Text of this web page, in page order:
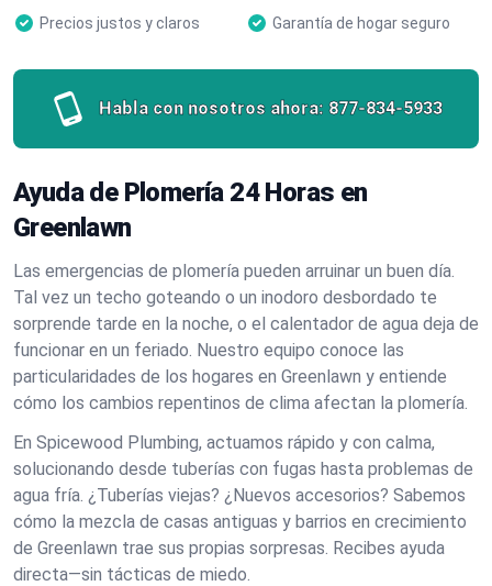
Precios justos y claros Garantía de hogar seguro
Habla con nosotros ahora: 877-834-5933
Ayuda de Plomería 24 Horas en
Greenlawn
Las emergencias de plomería pueden arruinar un buen día.
Tal vez un techo goteando o un inodoro desbordado te
sorprende tarde en la noche, o el calentador de agua deja de
funcionar en un feriado. Nuestro equipo conoce las
particularidades de los hogares en Greenlawn y entiende
cómo los cambios repentinos de clima afectan la plomería.
En Spicewood Plumbing, actuamos rápido y con calma,
solucionando desde tuberías con fugas hasta problemas de
agua fría. ¿Tuberías viejas? ¿Nuevos accesorios? Sabemos
cómo la mezcla de casas antiguas y barrios en crecimiento
de Greenlawn trae sus propias sorpresas. Recibes ayuda
directa—sin tácticas de miedo.